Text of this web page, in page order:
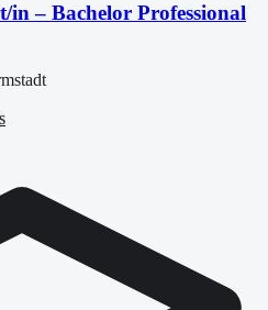
in – Bachelor Professional